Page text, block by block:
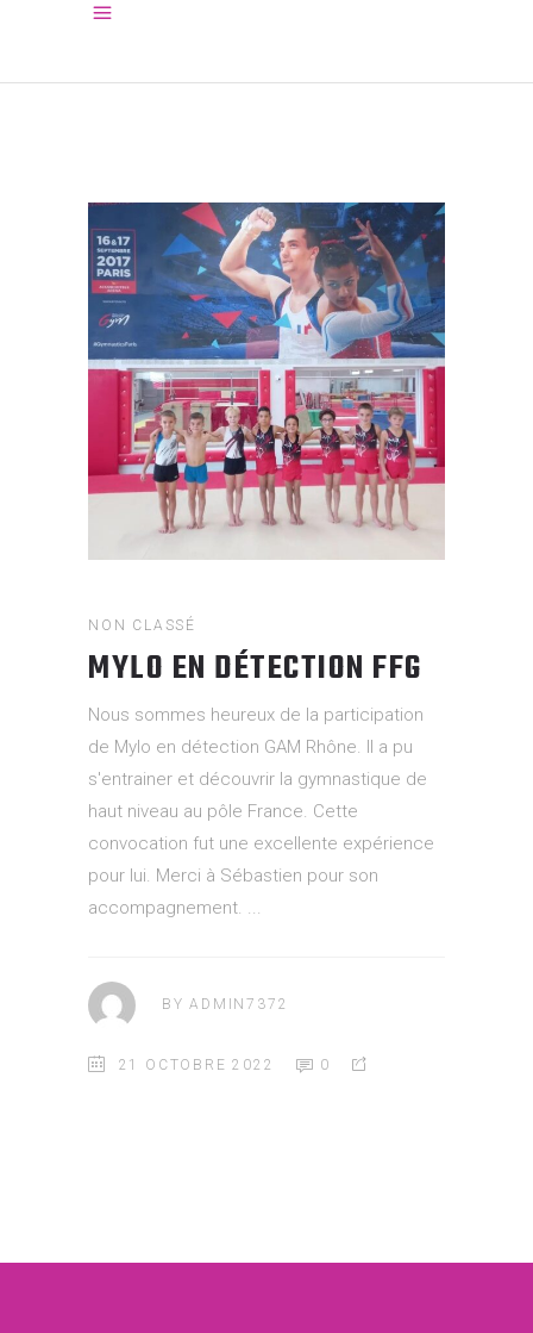
NON CLASSÉ
MYLO EN DÉTECTION FFG
Nous sommes heureux de la participation
de Mylo en détection GAM Rhône. Il a pu
s'entrainer et découvrir la gymnastique de
haut niveau au pôle France. Cette
convocation fut une excellente expérience
pour lui. Merci à Sébastien pour son
accompagnement.
BYADMIN7372
21 OCTOBRE 2022 0